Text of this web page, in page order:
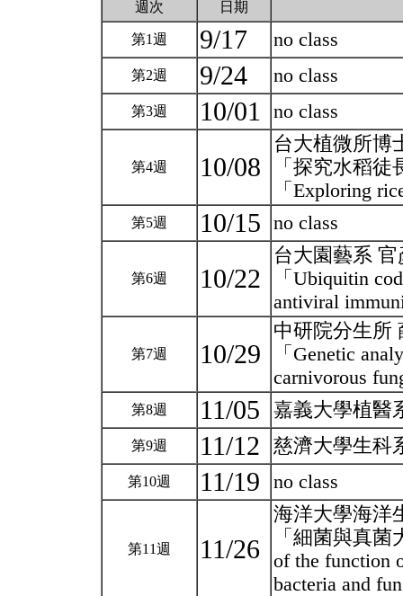
週次 日期
第1週 9/17 no class
第2週 9/24 no class
第3週 10/01 no class
第4週 10/08
台大植微所博
「探究水稻
「Exploring
第5週 10/15 no class
第6週 10/22
台大園藝系
「Ubiquitin
antiviral
第7週 10/29
中研院分生所
「Genetic
carnivorous
第8週 11/05 嘉義大學植
第9週 11/12 慈濟大學生
第10週 11/19 no class
第11週 11/26
海洋大學海洋
「細菌與真菌
of the function
bacteria and